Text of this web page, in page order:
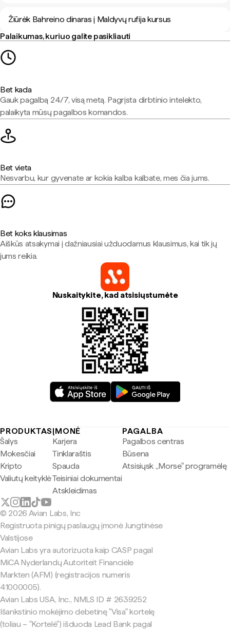
Žiūrėk Bahreino dinaras į Maldyvų rufija kursus
Palaikumas, kuriuo galite pasikliauti
Bet kada
Gauk pagalbą 24/7, visą metą. Pagrįsta dirbtinio intelekto,
palaikyta mūsų pagalbos komandos.
Bet vieta
Nesvarbu, kur gyvenate ar kokia kalba kalbate, mes čia jums.
Bet koks klausimas
Aiškūs atsakymai į dažniausiai užduodamus klausimus, kai tik jų
jums reikia.
Nuskaitykite, kad atsisiųstumėte
PRODUKTAS
Šalys
Mokesčiai
Kripto
Valiutų keityklė
ĮMONĖ
Karjera
Tinklaraštis
Spauda
Teisiniai dokumentai
Atskleidimas
PAGALBA
Pagalbos centras
Būsena
Atsisiųsk „Morse" programėlę
© 2026 Avian Labs, Inc
Registruota pinigų paslaugų įmonė Jungtinėse
Valstijose
Avian Labs yra autorizuota kaip CASP pagal
MiCA Nyderlandų Autoriteit Financiële
Markten (AFM) (registracijos numeris
41000005).
Avian Labs USA, Inc., NMLS ID # 2639252
Išankstinio mokėjimo debetinę "Visa" kortelę
(toliau – "Kortelė") išduoda Lead Bank pagal